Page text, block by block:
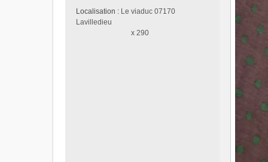
Localisation : Le viaduc 07170
Lavilledieu
x 290